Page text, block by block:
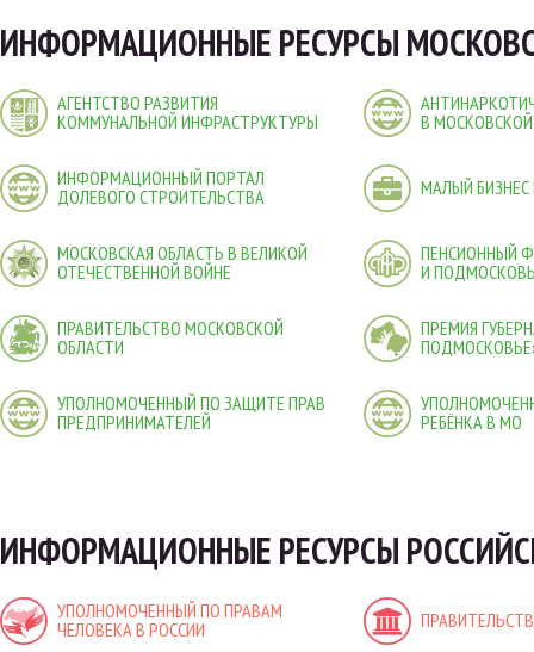
ИНФОРМАЦИОННЫЕ РЕСУРСЫ
АГЕНТСТВО РАЗВИТИЯ
КОММУНАЛЬНОЙ ИНФРАСТРУКТУРЫ
В
ИНФОРМАЦИОННЫЙ ПОРТАЛ
ДОЛЕВОГО СТРОИТЕЛЬСТВА
МАЛЫЙ
МОСКОВСКАЯ ОБЛАСТЬ В ВЕЛИКОЙ
ОТЕЧЕСТВЕННОЙ ВОЙНЕ
ПЕНСИОННЫЙ
И
ПРАВИТЕЛЬСТВО МОСКОВСКОЙ
ОБЛАСТИ
ПРЕМИЯ
УПОЛНОМОЧЕННЫЙ ПО ЗАЩИТЕ ПРАВ
ПРЕДПРИНИМАТЕЛЕЙ
РЕБЁНКА В МО
ИНФОРМАЦИОННЫЕ РЕСУРСЫ
УПОЛНОМОЧЕННЫЙ ПО ПРАВАМ
ЧЕЛОВЕКА В РОССИИ